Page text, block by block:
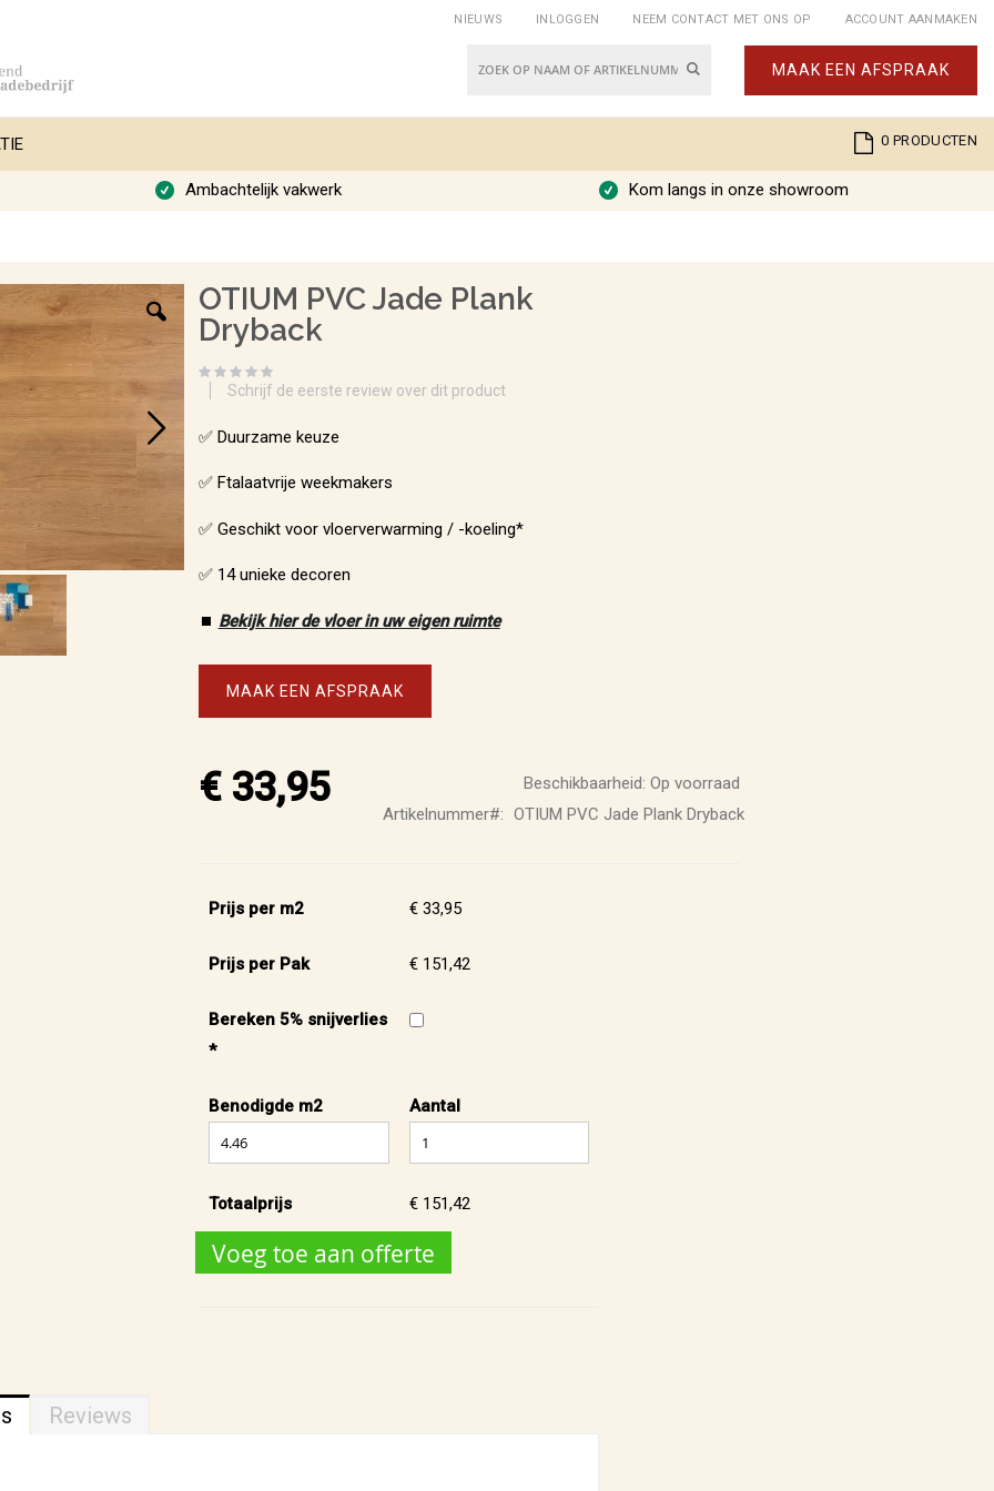
NIEUWS INLOGGEN NEEM CONTACT MET ONS OP ACCOUNT AANMAKEN
Cart
0 PRODUCTEN
Zoek MAAK EEN AFSPRAAK
Ambachtelijk vakwerk Kom langs in onze showroom
OTIUM PVC Jade Plank
Dryback
Schrijf de eerste review over dit product
✅ Duurzame keuze
✅ Ftalaatvrije weekmakers
✅ Geschikt voor vloerverwarming / -koeling*
✅ 14 unieke decoren
⏹️ Bekijk hier de vloer in uw eigen ruimte
MAAK EEN AFSPRAAK
€ 33,95 Beschikbaarheid: Op voorraad
Artikelnummer
OTIUM PVC Jade Plank Dryback
Prijs per m2 € 33,95
Prijs per Pak € 151,42
Bereken 5% snijverlies
*
Benodigde m2 Aantal
Totaalprijs € 151,42
Voeg toe aan offerte
Reviews